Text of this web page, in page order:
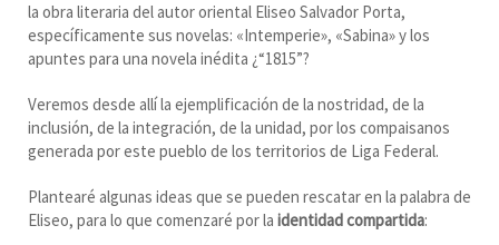
la obra literaria del autor oriental Eliseo Salvador Porta,
específicamente sus novelas: «Intemperie», «Sabina» y los
apuntes para una novela inédita ¿“1815”?
Veremos desde allí la ejemplificación de la nostridad, de la
inclusión, de la integración, de la unidad, por los compaisanos
generada por este pueblo de los territorios de Liga Federal.
Plantearé algunas ideas que se pueden rescatar en la palabra de
Eliseo, para lo que comenzaré por la identidad compartida: